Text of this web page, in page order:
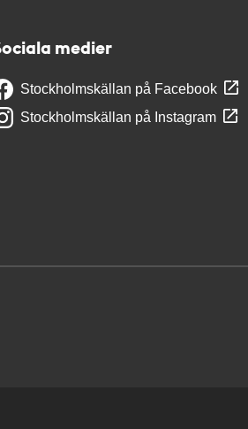
medier
Stockholmskällan på Facebook
Stockholmskällan på Instagram